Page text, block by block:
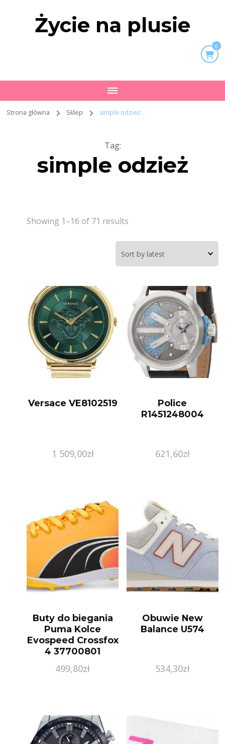
Życie na plusie
0
Strona główna Sklep simple odzież
Tag:
simple odzież
Showing 1–16 of 71 results
Versace VE8102519
1 509,00zł
Police
R1451248004
621,60zł
Buty do biegania
Puma Kolce
Evospeed Crossfox
4 37700801
499,80zł
Obuwie New
Balance U574
534,30zł